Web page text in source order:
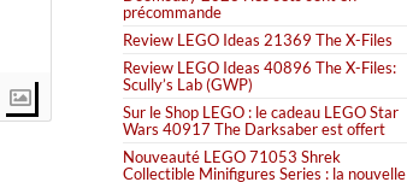
précommande
Review LEGO Ideas 21369 The X-Files
Review LEGO Ideas 40896 The X-Files:
Scully’s Lab (GWP)
Sur le Shop LEGO : le cadeau LEGO Star
Wars 40917 The Darksaber est offert
Nouveauté LEGO 71053 Shrek
Collectible Minifigures Series : la nouvelle